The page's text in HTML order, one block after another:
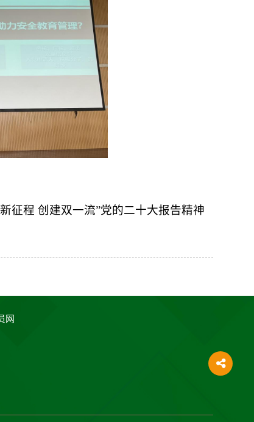
征程 创建双一流”党的二十大报告精神
网